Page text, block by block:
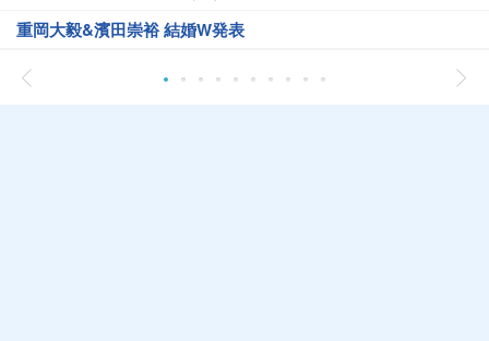
重岡大毅&濱田崇裕 結婚W発表